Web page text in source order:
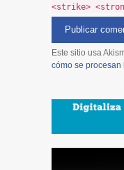
<strike>
Este sitio usa
cómo se procesan